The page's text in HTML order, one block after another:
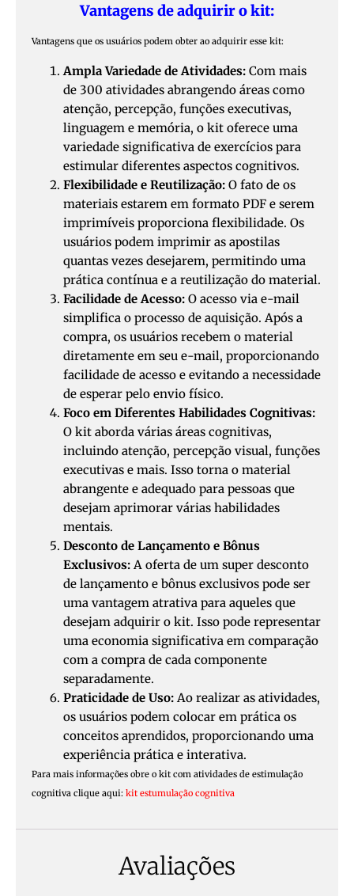
Vantagens de adquirir o kit:
Vantagens que os usuários podem obter ao adquirir esse kit:
Ampla Variedade de Atividades: Com mais
de 300 atividades abrangendo áreas como
atenção, percepção, funções executivas,
linguagem e memória, o kit oferece uma
variedade significativa de exercícios para
estimular diferentes aspectos cognitivos.
Flexibilidade e Reutilização: O fato de os
materiais estarem em formato PDF e serem
imprimíveis proporciona flexibilidade. Os
usuários podem imprimir as apostilas
quantas vezes desejarem, permitindo uma
prática contínua e a reutilização do material.
Facilidade de Acesso: O acesso via e-mail
simplifica o processo de aquisição. Após a
compra, os usuários recebem o material
diretamente em seu e-mail, proporcionando
facilidade de acesso e evitando a necessidade
de esperar pelo envio físico.
Foco em Diferentes Habilidades Cognitivas:
O kit aborda várias áreas cognitivas,
incluindo atenção, percepção visual, funções
executivas e mais. Isso torna o material
abrangente e adequado para pessoas que
desejam aprimorar várias habilidades
mentais.
Desconto de Lançamento e Bônus
Exclusivos: A oferta de um super desconto
de lançamento e bônus exclusivos pode ser
uma vantagem atrativa para aqueles que
desejam adquirir o kit. Isso pode representar
uma economia significativa em comparação
com a compra de cada componente
separadamente.
Praticidade de Uso: Ao realizar as atividades,
os usuários podem colocar em prática os
conceitos aprendidos, proporcionando uma
experiência prática e interativa.
Para mais informações obre o kit com atividades de estimulação
cognitiva clique aqui: kit estumulação cognitiva
Avaliações